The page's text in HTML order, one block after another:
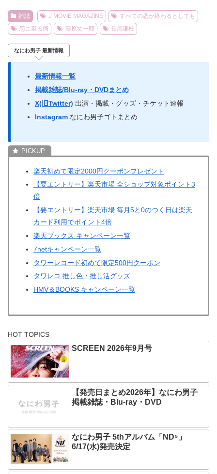
雑誌 J MOVIE MAGAZINE
すべての恋が終わるとしても
恋に至る病
藤原丈一郎 長尾謙杜
なにわ男子 最新情報
最新情報一覧
掲載雑誌/Blu-ray・DVDまとめ
X(旧Twitter) 出演・掲載・グッズ・チケット速報
Instagramなにわ男子ゴトまとめ
楽天初めて限定2000円クーポンプレゼント
【要エントリー】楽天市場 全ショップ対象ポイント3
倍
【要エントリー】楽天市場 毎月5と0のつく日は楽天
カード利用でポイント4倍
楽天ブックス キャンペーン一覧
7netキャンペーン一覧
タワーレコード初めて限定500円クーポン
タワレコ 推し色・推し活グッズ
HMV＆BOOKS キャンペーン一覧
HOT TOPICS
SCREEN 2026年9月号
【発売日まとめ2026年】なにわ男子
掲載雑誌・Blu-ray・DVD
なにわ男子 5thアルバム「ND⁵」
6/17(水)発売決定